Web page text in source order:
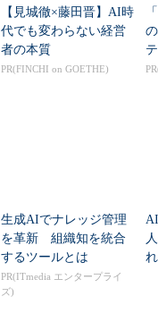
【見城徹×藤田晋】AI時
代でも変わらない経営
者の本質
PR(FINCHI on GOETHE)
生成AIでナレッジ管理
を革新 組織知を統合
するツールとは
PR(ITmedia エンタープライ
ズ)